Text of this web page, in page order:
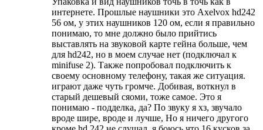
интернете. Прошлые наушники это Axelvox hd242
56 ом, у этих наушников 120 ом, если я правильно
понимаю, то мне должно было прийтись
выставлять на звуковой карте гейна больше, чем
для hd242, но в моем случае нет (подключал к
minifuse 2). Также попробовал подключить к
своему основному телефону, такая же ситуация.
играют даже чуть громче. Добивая, воткнул в
старый дешевый сяоми, тоже самое. Это я
понимаю - подделка, да? По звуку я хз, звучало
вроде шире, вроде и лучше, Но я ничего другого